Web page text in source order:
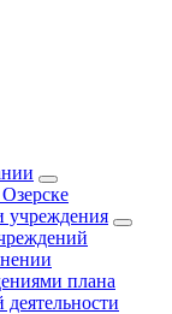
учреждения
плана